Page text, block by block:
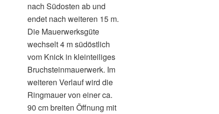
nach Südosten ab und
endet nach weiteren 15 m.
Die Mauerwerksgüte
wechselt 4 m südöstlich
vom Knick in kleinteiliges
Bruchsteinmauerwerk. Im
weiteren Verlauf wird die
Ringmauer von einer ca.
90 cm breiten Öffnung mit